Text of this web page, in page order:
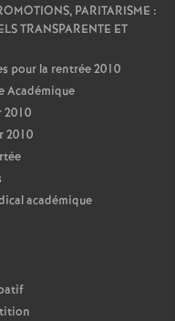
PARITARISME :
TRANSPARENTE ET
pour la rentrée 2010
Académique
2010
2010
académique